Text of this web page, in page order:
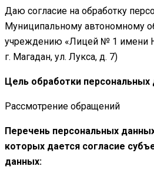
Даю согласие на обработку
Муниципальному автономному
учреждению «Лицей № 1 имени
г. Магадан, ул. Лукса, д. 7)
Цель обработки персональных
Рассмотрение обращений
Перечень персональных
которых дается согласие
данных: